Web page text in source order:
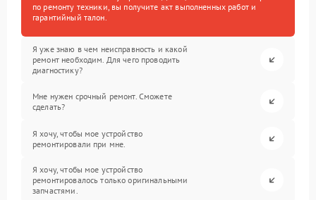
по ремонту техники, вы получите акт выполненных работ и
гарантийный талон.
Я уже знаю в чем неисправность и какой
ремонт необходим. Для чего проводить
диагностику?
Мне нужен срочный ремонт. Сможете
сделать?
Я хочу, чтобы мое устройство
ремонтировали при мне.
Я хочу, чтобы мое устройство
ремонтировалось только оригинальными
запчастями.